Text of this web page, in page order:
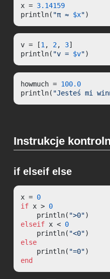
x = 3.14159
println( "π ≈ $x")
v = [1 , 2, 3]
println( "v = $v")
howmuch = 100.0
println( "Jesteś mi
Instrukcje
if elseif else
x = 0
if x > 0
    println(
">0"
elseif x < 0
    println(
"<0"
else
    println(
"=0"
end